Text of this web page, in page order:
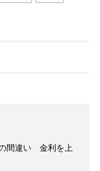
間違い 金利を上